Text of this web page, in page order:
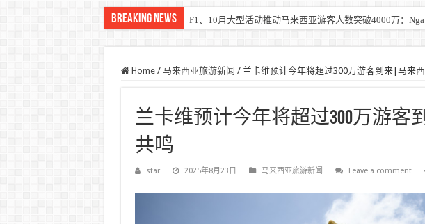
Breaking News F1、10月大型活动推动马来西亚游客人数突破4000万：Nga
Home / 马来西亚旅游新闻 / 兰卡维预计今年将超过300万游客到来|马来
兰卡维预计今年将超过300万游客
共鸣
star 2025年8月23日 马来西亚旅游新闻 Leave a comment